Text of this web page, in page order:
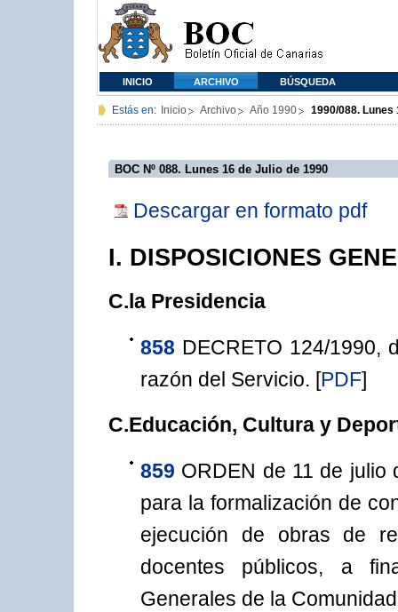
INICIO ARCHIVO BÚSQUEDA
Estás en: Inicio Archivo Año 1990 1990/088. Lunes
BOC Nº 088. Lunes 16 de Julio de 1990
Descargar en formato pdf
I. DISPOSICIONES
C.la Presidencia
858 DECRETO 124/1990,
razón del Servicio. [PDF]
C.Educación, Cultura y
859 ORDEN de 11 de julio
para la formalización de
ejecución de obras de
docentes públicos, a
Generales de la